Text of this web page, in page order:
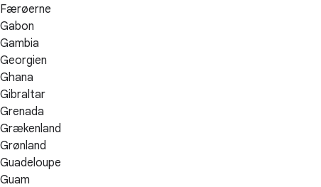
Færøerne
Gabon
Gambia
Georgien
Ghana
Gibraltar
Grenada
Grækenland
Grønland
Guadeloupe
Guam